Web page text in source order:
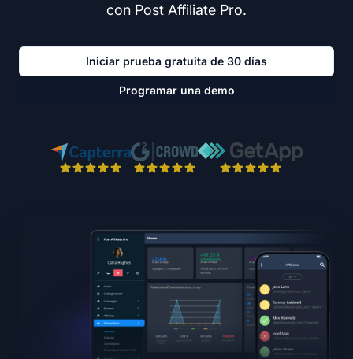
con Post Affiliate Pro.
Iniciar prueba gratuita de 30 días
Programar una demo